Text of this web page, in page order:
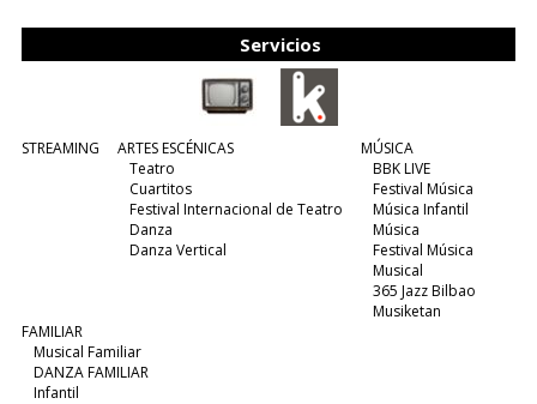
Servicios
STREAMING
ARTES ESCÉNICAS
Teatro
Cuartitos
Festival Internacional de Teatro
Danza
Danza Vertical
MÚSICA
BBK LIVE
Festival Música
Música Infantil
Música
Festival Música
Musical
365 Jazz Bilbao
Musiketan
FAMILIAR
Musical Familiar
DANZA FAMILIAR
Infantil